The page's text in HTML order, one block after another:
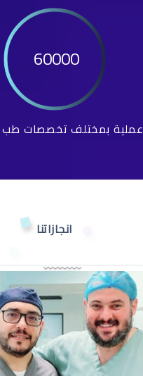
60000
عملية بمختلف تخصصات طب
انجازاتنا